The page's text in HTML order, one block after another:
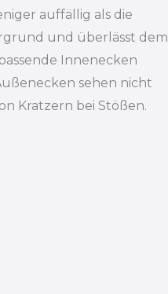
auffällig als die
und überlässt dem
Innenecken
sehen nicht
Kratzern bei Stößen.